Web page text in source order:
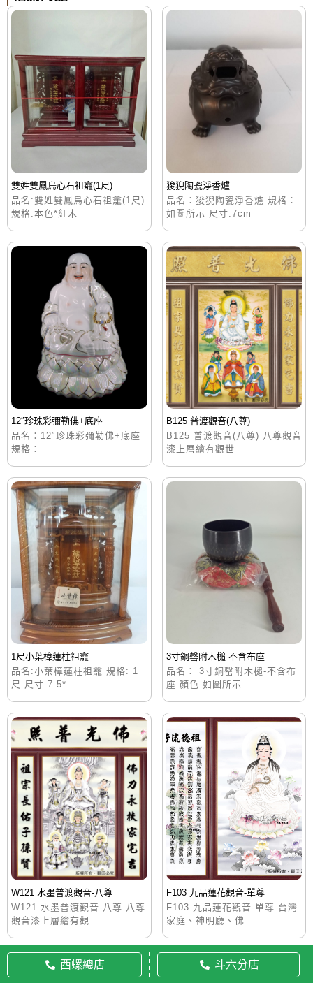
雙姓雙鳳烏心石祖龕(1尺)
品名:雙姓雙鳳烏心石祖龕(1尺)
規格:本色*紅木
狻猊陶瓷淨香爐
品名：狻猊陶瓷淨香爐 規格：
如圖所示 尺寸:7cm
12″珍珠彩彌勒佛+底座
品名：12″珍珠彩彌勒佛+底座
規格：
B125 普渡觀音(八尊)
B125 普渡觀音(八尊) 八尊觀音
漆上層繪有觀世
1尺小葉樟蓮柱祖龕
品名:小葉樟蓮柱祖龕 規格: 1
尺 尺寸:7.5*
3寸銅罄附木槌-不含布座
品名： 3寸銅罄附木槌-不含布
座 顏色:如圖所示
W121 水墨普渡觀音-八尊
W121 水墨普渡觀音-八尊 八尊
觀音漆上層繪有觀
F103 九品蓮花觀音-單尊
F103 九品蓮花觀音-單尊 台灣
家庭、神明廳、佛
西螺總店 斗六分店